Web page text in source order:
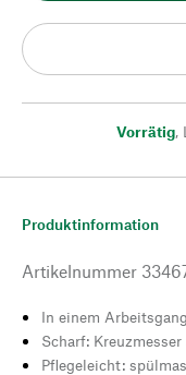
Vorrätig,
Produktinformation
Artikelnummer
In einem
Scharf:
Pflegeleicht: